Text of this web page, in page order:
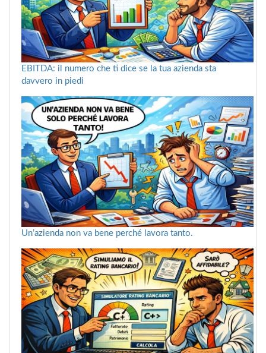
EBITDA: il numero che ti dice se la tua azienda sta
davvero in piedi
Un’azienda non va bene perché lavora tanto.